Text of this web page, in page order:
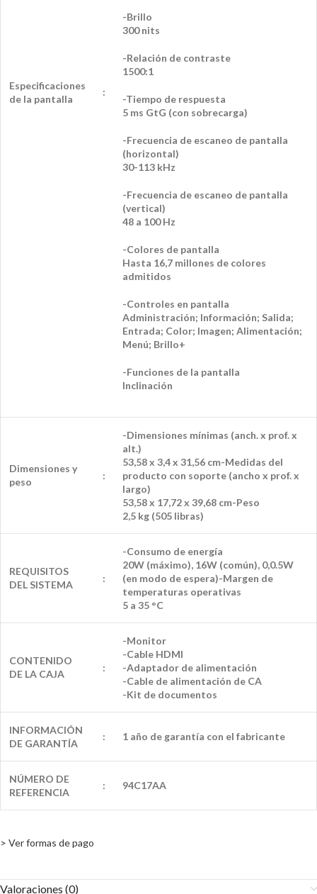
Especificaciones
de la pantalla
:
-Brillo
300 nits
-Relación de contraste
1500:1
-Tiempo de respuesta
5 ms GtG (con sobrecarga)
-Frecuencia de escaneo de pantalla
(horizontal)
30-113 kHz
-Frecuencia de escaneo de pantalla
(vertical)
48 a 100 Hz
-Colores de pantalla
Hasta 16,7 millones de colores
admitidos
-Controles en pantalla
Administración; Información; Salida;
Entrada; Color; Imagen; Alimentación;
Menú; Brillo+
-Funciones de la pantalla
Inclinación
Dimensiones y
peso
:
-Dimensiones mínimas (anch. x prof. x
alt.)
53,58 x 3,4 x 31,56 cm-Medidas del
producto con soporte (ancho x prof. x
largo)
53,58 x 17,72 x 39,68 cm-Peso
2,5 kg (505 libras)
REQUISITOS
DEL SISTEMA
:
-Consumo de energía
20W (máximo), 16W (común), 0,0.5W
(en modo de espera)-Margen de
temperaturas operativas
5 a 35 °C
CONTENIDO
DE LA CAJA
:
-Monitor
-Cable HDMI
-Adaptador de alimentación
-Cable de alimentación de CA
-Kit de documentos
INFORMACIÓN
DE GARANTÍA
: 1 año de garantía con el fabricante
NÚMERO DE
REFERENCIA
: 94C17AA
> Ver formas de pago
Valoraciones (0)